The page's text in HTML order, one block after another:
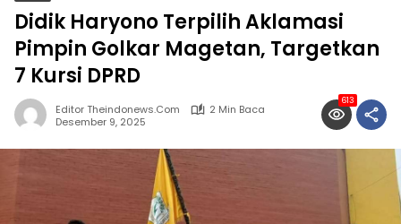
Didik Haryono Terpilih Aklamasi
Pimpin Golkar Magetan, Targetkan
7 Kursi DPRD
Editor Theindonews.com
2 Min Baca
Desember 9, 2025
613